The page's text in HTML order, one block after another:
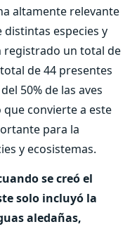
altamente relevante
especies y
registrado un total de
de 44 presentes
50% de las aves
convierte a este
para la
y ecosistemas.
se creó el
solo incluyó la
aledañas,